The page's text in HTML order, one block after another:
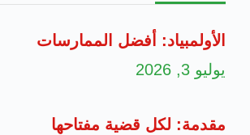
الأولمبياد: أفضل الممارسات
يوليو 3, 2026
مقدمة: لكل قضية مفتاحها